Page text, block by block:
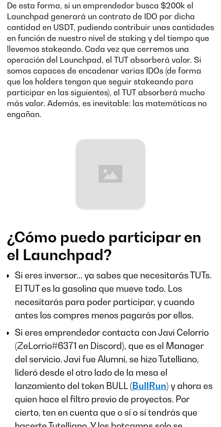
De esta forma, si un emprendedor busca $200k el
Launchpad generará un contrato de IDO por dicha
cantidad en USDT, pudiendo contribuir unas cantidades
en función de nuestro nivel de staking y del tiempo que
llevemos stakeando. Cada vez que cerremos una
operación del Launchpad, el TUT absorberá valor. Si
somos capaces de encadenar varias IDOs (de forma
que los holders tengan que seguir stakeando para
participar en las siguientes), el TUT absorberá mucho
más valor. Además, es inevitable: las matemáticas no
engañan.
¿Cómo puedo participar en
el Launchpad?
Si eres inversor... ya sabes que necesitarás TUTs.
El TUT es la gasolina que mueve todo. Los
necesitarás para poder participar, y cuando
antes los compres menos pagarás por ellos.
Si eres emprendedor contacta con Javi Celorrio
(ZeLorrio#6371 en Discord), que es el Manager
del servicio. Javi fue Alumni, se hizo Tutelliano,
lideró desde el otro lado de la mesa el
lanzamiento del token BULL (BullRun) y ahora es
quien hace el filtro previo de proyectos. Por
cierto, ten en cuenta que o sí o sí tendrás que